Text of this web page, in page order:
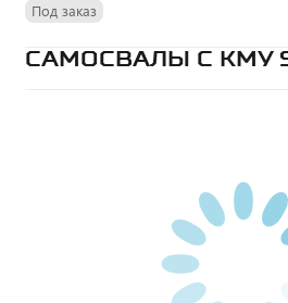
Под заказ
САМОСВАЛЫ С КМУ